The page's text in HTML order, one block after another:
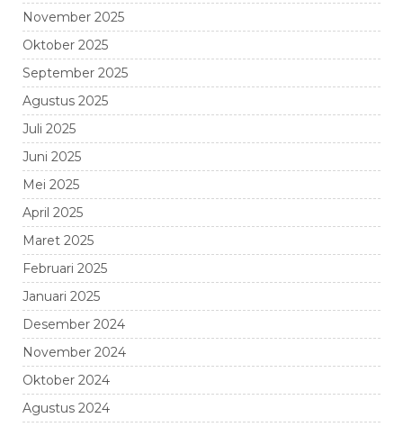
November 2025
Oktober 2025
September 2025
Agustus 2025
Juli 2025
Juni 2025
Mei 2025
April 2025
Maret 2025
Februari 2025
Januari 2025
Desember 2024
November 2024
Oktober 2024
Agustus 2024